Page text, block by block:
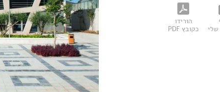
שלי
הורידו
כקובץ PDF